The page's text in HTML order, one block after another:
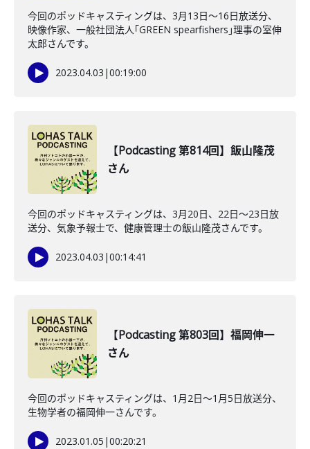
今回のポッドキャスティングは、3月13日〜16日放送分、
映像作家、一般社団法人｢GREEN spearfishers｣理事の室伸
太郎さんです。
2023.04.03 |00:19:00
【Podcasting 第814回】飯山隆茂
さん
今回のポッドキャスティングは、3月20日、22日〜23日放
送分、気象予報士で、健康管理士の飯山隆茂さんです。
2023.04.03 |00:14:41
【Podcasting 第803回】福岡伸一
さん
今回のポッドキャスティングは、1月2日〜1月5日放送分、
生物学者の福岡伸一さんです。
2023.01.05 |00:20:21